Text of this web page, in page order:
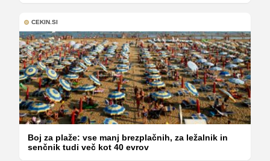
CEKIN.SI
Boj za plaže: vse manj brezplačnih, za ležalnik in
senčnik tudi več kot 40 evrov